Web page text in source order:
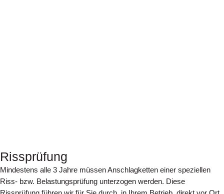
Rissprüfung
Mindestens alle 3 Jahre müssen Anschlagketten einer speziellen
Riss- bzw. Belastungsprüfung unterzogen werden. Diese